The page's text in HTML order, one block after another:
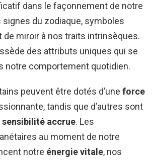
dans le façonnement de notre
signes du zodiaque, symboles
de miroir à nos traits intrinsèques.
des attributs uniques qui se
notre comportement quotidien.
peuvent être dotés d’une force
tandis que d’autres sont
sensibilité accrue. Les
au moment de notre
notre énergie vitale, nos